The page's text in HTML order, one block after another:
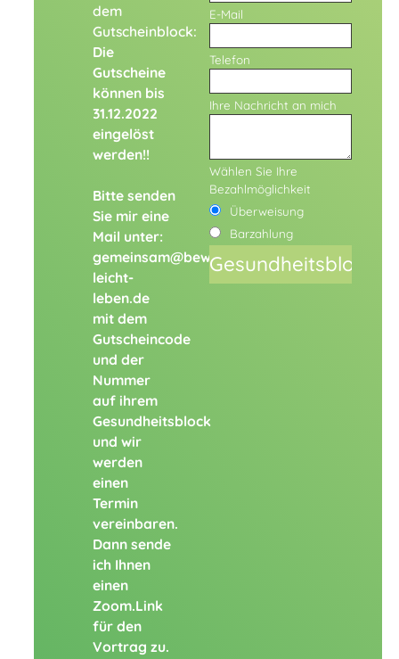
dem
Gutscheinblock:
Die
Gutscheine
können bis
31.12.2022
eingelöst
werden!!
Bitte senden
Sie mir eine
Mail unter:
gemeinsam@bewusst-
leicht-
leben.de
mit dem
Gutscheincode
und der
Nummer
auf ihrem
Gesundheitsblock
und wir
werden
einen
Termin
vereinbaren.
Dann sende
ich Ihnen
einen
Zoom.Link
für den
Vortrag zu.
E-Mail
Telefon
Ihre Nachricht an mich
Wählen Sie Ihre
Bezahlmöglichkeit
Überweisung
Barzahlung